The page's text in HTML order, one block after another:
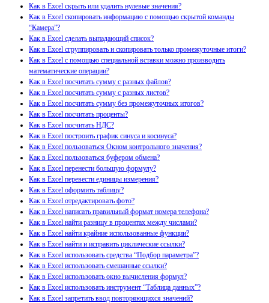
Как в Excel скрыть или удалить нулевые значения?
Как в Excel скопировать информацию с помощью скрытой команды
“Камера”?
Как в Excel сделать выпадающий список?
Как в Excel сгруппировать и скопировать только промежуточные итоги?
Как в Excel с помощью специальной вставки можно производить
математические операции?
Как в Excel посчитать сумму с разных файлов?
Как в Excel посчитать сумму с разных листов?
Как в Excel посчитать сумму без промежуточных итогов?
Как в Excel посчитать проценты?
Как в Excel посчитать НДС?
Как в Excel построить график синуса и косинуса?
Как в Excel пользоваться Окном контрольного значения?
Как в Excel пользоваться буфером обмена?
Как в Excel перенести большую формулу?
Как в Excel перевести единицы измерения?
Как в Excel оформить таблицу?
Как в Excel отредактировать фото?
Как в Excel написать правильный формат номера телефона?
Как в Excel найти разницу в процентах между числами?
Как в Excel найти крайние использованные функции?
Как в Excel найти и исправить циклические ссылки?
Как в Excel использовать средства “Подбор параметра”?
Как в Excel использовать смешанные ссылки?
Как в Excel использовать окно вычисления формул?
Как в Excel использовать инструмент “Таблица данных”?
Как в Excel запретить ввод повторяющихся значений?